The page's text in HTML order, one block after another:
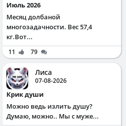
Июль 2026
Месяц долбаной
многозадачности. Вес 57,4
кг.Вот...
11 79
Лиса
07-08-2026
Крик души
Можно ведь излить душу?
Думаю, можно.. Мы с муже...